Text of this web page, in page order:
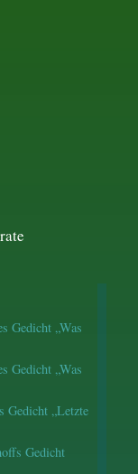
Gedicht „Was
Gedicht „Was
Gedicht „Letzte
Gedicht